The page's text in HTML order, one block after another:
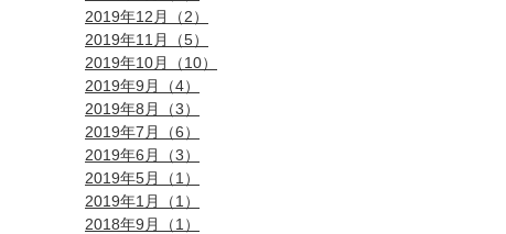
2019年12月（2）
2019年11月（5）
2019年10月（10）
2019年9月（4）
2019年8月（3）
2019年7月（6）
2019年6月（3）
2019年5月（1）
2019年1月（1）
2018年9月（1）